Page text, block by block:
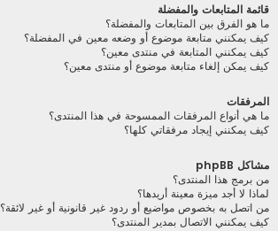
قائمة المتابعات والمفضلة
ما هو الفرق بين المتابعات والمفضلة؟
كيف يمكنني متابعة موضوع أو وضعه معين في المفضلة؟
كيف يمكنني المتابعة في منتدى معين؟
كيف يمكن إلغاء متابعة موضوع أو منتدى معين؟
المرفقات
ما هي أنواع المرفقات الممسوحة في هذا المنتدى؟
كيف يمكنني إيجاد مرفقاتي كلها؟
مشاكل phpBB
من برمج هذا المنتدى؟
لماذا لا أجد ميزة معينة أريدها؟
من اتصل به بخصوص مواضيع أو ردود غير قانونية أو غير لائقة؟
كيف يمكنني الاتصال بمدير المنتدى؟